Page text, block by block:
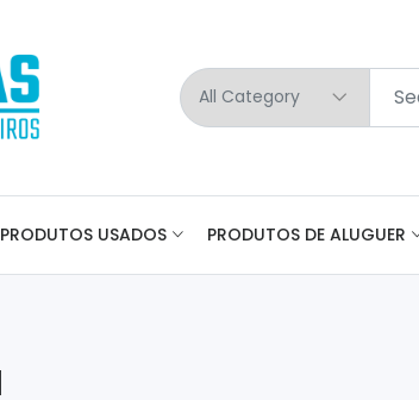
PRODUTOS USADOS PRODUTOS DE ALUGUER